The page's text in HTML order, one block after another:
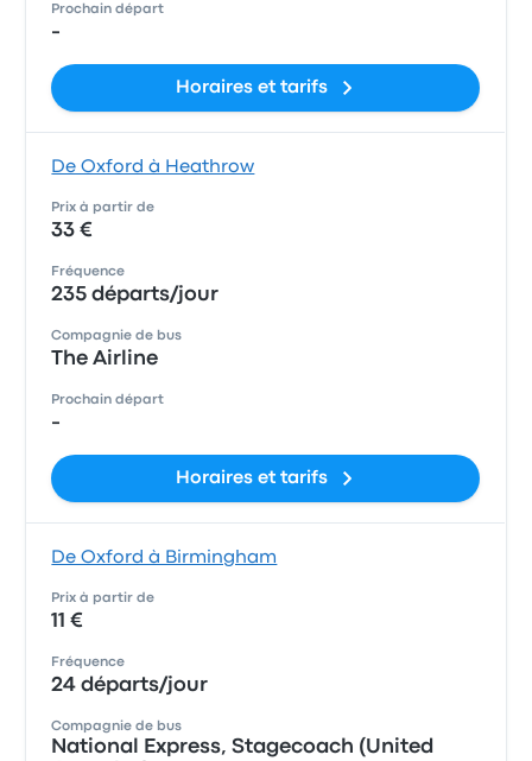
Prochain départ
-
Horaires et tarifs
De Oxford à Heathrow
Prix à partir de
33 €
Fréquence
235 départs/jour
Compagnie de bus
The Airline
Prochain départ
-
Horaires et tarifs
De Oxford à Birmingham
Prix à partir de
11 €
Fréquence
24 départs/jour
Compagnie de bus
National Express, Stagecoach (United